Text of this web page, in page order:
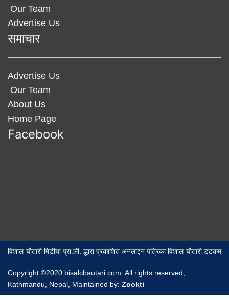
Our Team
Advertise Us
समाचार
Advertise Us
Our Team
About Us
Home Page
Facebook
विशाल चौतारी मिडीया प्रा.ली. द्धारा प्रकाशित अनलाइन पत्रिका विशाल चौतारी डटकम
Copyright ©2020 bisalchautari.com. All rights reserved,
Kathmandu, Nepal, Maintained by: Zookti